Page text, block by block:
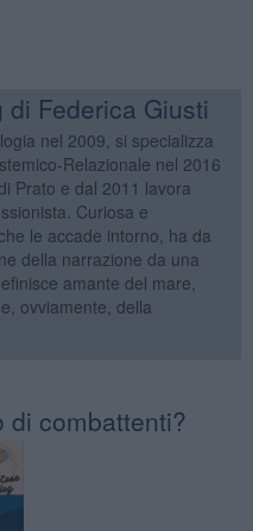
Federica Giusti
nel 2009, si specializza
Relazionale nel 2016
Prato e dal 2011 lavora
Curiosa e
le accade intorno, ha da
della narrazione da una
amante del mare,
ovviamente, della
di combattenti?